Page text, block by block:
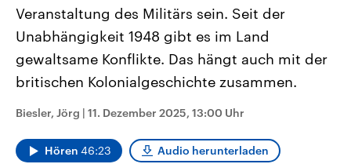
Landtagswahl Sachsen-Anhalt
2026
Alle Informationen
Sachsen-Anhalt wählt am 6.
September 2026 einen neuen
Landtag. Seit 2021 wird das
CDU, SPD und FDP regiert.-
Umfragen, Prognosen,
USA
Aktuelle Beiträge,
Hintergründe
gehören die Vereinigten
den mächtigsten Ländern
aktuelle Weltgeschehen.
Veranstaltung des Militärs sein. Seit der
Unabhängigkeit 1948 gibt es im Land
gewaltsame Konflikte. Das hängt auch mit der
britischen Kolonialgeschichte zusammen.
Biesler, Jörg | 11. Dezember 2025, 13:00 Uhr
Hören 46:23 Audio herunterladen